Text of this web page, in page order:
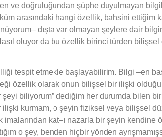
ve doğruluğundan şüphe duyulmayan
arasındaki hangi özellik, bahsini ettiğim
dışta var olmayan şeylere dair
oluyor da bu özellik birinci türden bilişsel
tespit etmekle başlayabilirim. Bilgi –en
özellik olarak onun bilişsel bir ilişki
biliyorum” dediğim her durumda bilen
kurmam, o şeyin fiziksel veya bilişsel
imalarından kat–ı nazarla bir şeyin kendine
o şey, benden hiçbir yönden